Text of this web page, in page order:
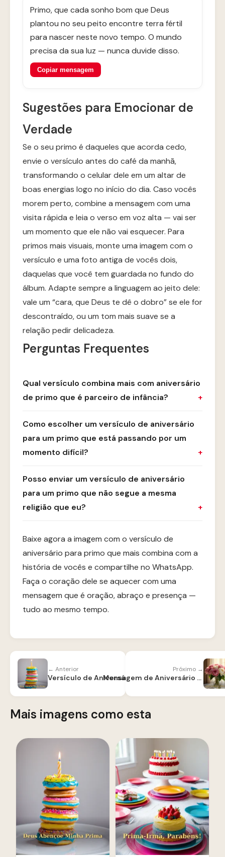
Primo, que cada sonho bom que Deus
plantou no seu peito encontre terra fértil
para nascer neste novo tempo. O mundo
precisa da sua luz — nunca duvide disso.
Copiar mensagem
Sugestões para Emocionar de
Verdade
Se o seu primo é daqueles que acorda cedo,
envie o versículo antes do café da manhã,
transformando o celular dele em um altar de
boas energias logo no início do dia. Caso vocês
morem perto, combine a mensagem com uma
visita rápida e leia o verso em voz alta — vai ser
um momento que ele não vai esquecer. Para
primos mais visuais, monte uma imagem com o
versículo e uma foto antiga de vocês dois,
daquelas que você tem guardada no fundo do
álbum. Adapte sempre a linguagem ao jeito dele:
vale um “cara, que Deus te dê o dobro” se ele for
descontraído, ou um tom mais suave se a
relação pedir delicadeza.
Perguntas Frequentes
Qual versículo combina mais com aniversário
de primo que é parceiro de infância?
Como escolher um versículo de aniversário
para um primo que está passando por um
momento difícil?
Posso enviar um versículo de aniversário
para um primo que não segue a mesma
religião que eu?
Baixe agora a imagem com o versículo de
aniversário para primo que mais combina com a
história de vocês e compartilhe no WhatsApp.
Faça o coração dele se aquecer com uma
mensagem que é oração, abraço e presença —
tudo ao mesmo tempo.
← Anterior
Versículo de Aniversário para Prima
Próximo →
Mensagem de Aniversário para Filha de Deus
Mais imagens como esta